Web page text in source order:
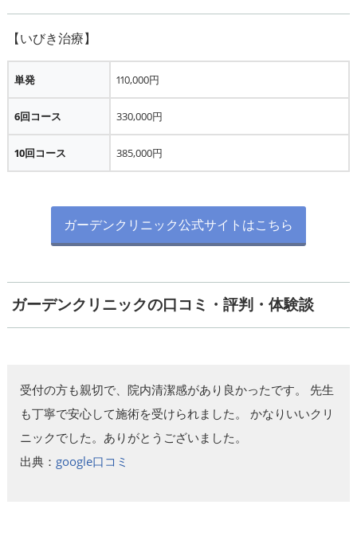
単発 110,000円
6回コース 330,000円
10回コース 385,000円
ガーデンクリニック公式サイトはこちら
ガーデンクリニックの口コミ・評判・体験談
受付の方も親切で、院内清潔感があり良かったです。 先生
も丁寧で安心して施術を受けられました。 かなりいいクリ
ニックでした。ありがとうございました。
出典： google口コミ